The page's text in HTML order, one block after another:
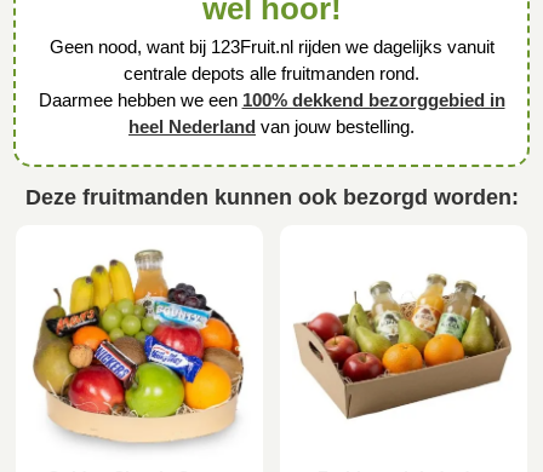
wel hoor!
Geen nood, want bij 123Fruit.nl rijden we dagelijks vanuit
centrale depots alle fruitmanden rond.
Daarmee hebben we een 100% dekkend bezorggebied in
heel Nederland van jouw bestelling.
Deze fruitmanden kunnen ook bezorgd worden: